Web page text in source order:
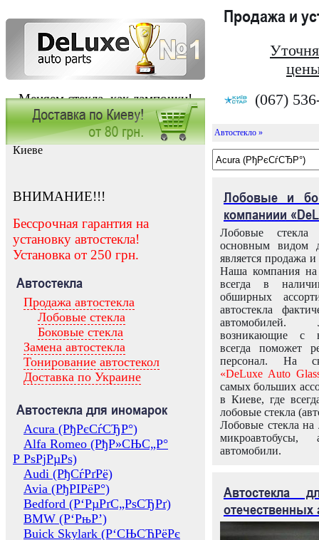
Меняем стекла, как лампочки!
Продажа и
(067)
Заказать установку автостекла в
Киеве
ВНИМАНИЕ!!!
Бессрочная гарантия на
установку автостекла!
Установка от 250 грн.
Автостекла
Продажа автостекла
Лобовые стекла
Боковые стекла
Замена автостекла
Тонирование автостекол
Доставка по Украине
Автостекла для иномарок
Acura (РђРєСѓСЂР°)
Alfa Romeo (РђР»СЊС„Р°
Р РѕРјРµРѕ)
Audi (РђСѓРґРё)
Avia (РђРІРёР°)
Bedford (Р‘РµРґС„РѕСЂРґ)
BMW (Р‘РњР’)
Buick Skylark (Р‘СЊСЋРёРє
Автостекло »
Лобовые и
компаниии
Лобовые
основным видом
является продажа и
Наша компания на
всегда в
обширных
автостекла
возникающие с
всегда поможет
персонал. На
«DeLuxe Auto
самых больших
в Киеве, где
лобовые стекла
Лобовые стекла на
микроавтобусы,
автомобили.
Автостекла
отечественных